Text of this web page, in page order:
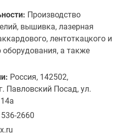
Производство
вышивка, лазерная
лентоткацкого и
оборудования, а также
Россия, 142502,
Павловский Посад, ул.
2660